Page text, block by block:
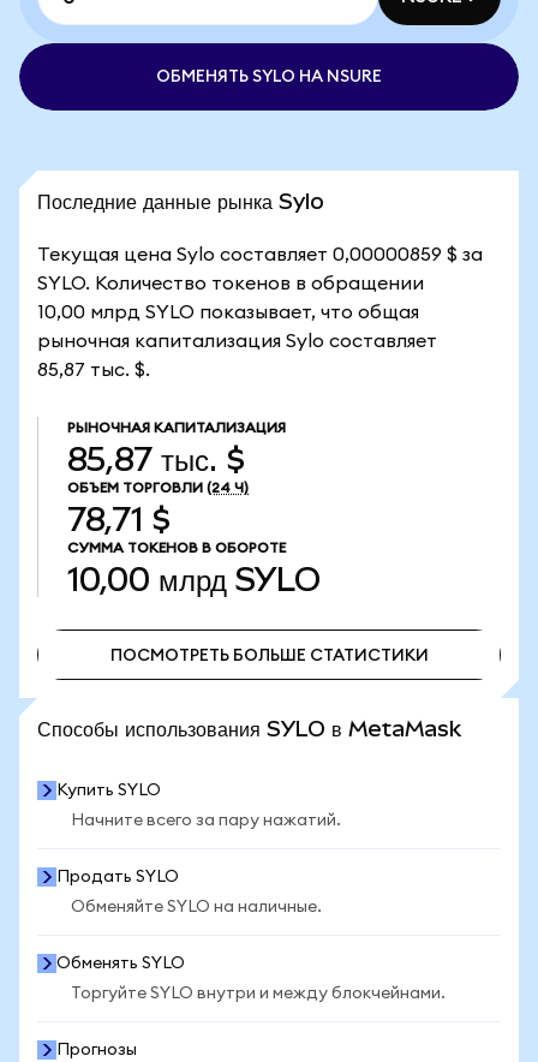
ОБМЕНЯТЬ SYLO НА NSURE
Последние данные рынка Sylo
Текущая цена Sylo составляет 0,00000859 $ за
SYLO. Количество токенов в обращении
10,00 млрд SYLO показывает, что общая
рыночная капитализация Sylo составляет
85,87 тыс. $.
РЫНОЧНАЯ КАПИТАЛИЗАЦИЯ
85,87 тыс. $
ОБЪЕМ ТОРГОВЛИ (24 Ч)
78,71 $
СУММА ТОКЕНОВ В ОБОРОТЕ
10,00 млрд SYLO
ПОСМОТРЕТЬ БОЛЬШЕ СТАТИСТИКИ
Способы использования SYLO в MetaMask
Купить SYLO
Начните всего за пару нажатий.
Продать SYLO
Обменяйте SYLO на наличные.
Обменять SYLO
Торгуйте SYLO внутри и между блокчейнами.
Прогнозы